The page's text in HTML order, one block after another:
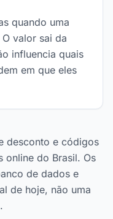
quando uma
valor sai da
influencia quais
em que eles
desconto e códigos
online do Brasil. Os
de dados e
de hoje, não uma